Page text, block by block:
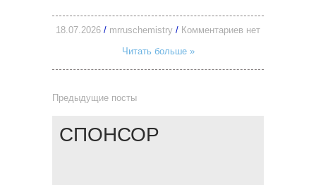
18.07.2026 / mrruschemistry / Комментариев нет
Читать больше »
Предыдущие посты
СПОНСОР